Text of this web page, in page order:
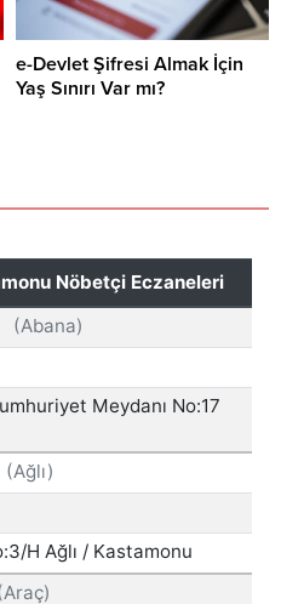
e-Devlet Şifresi Almak İçin
Yaş Sınırı Var mı?